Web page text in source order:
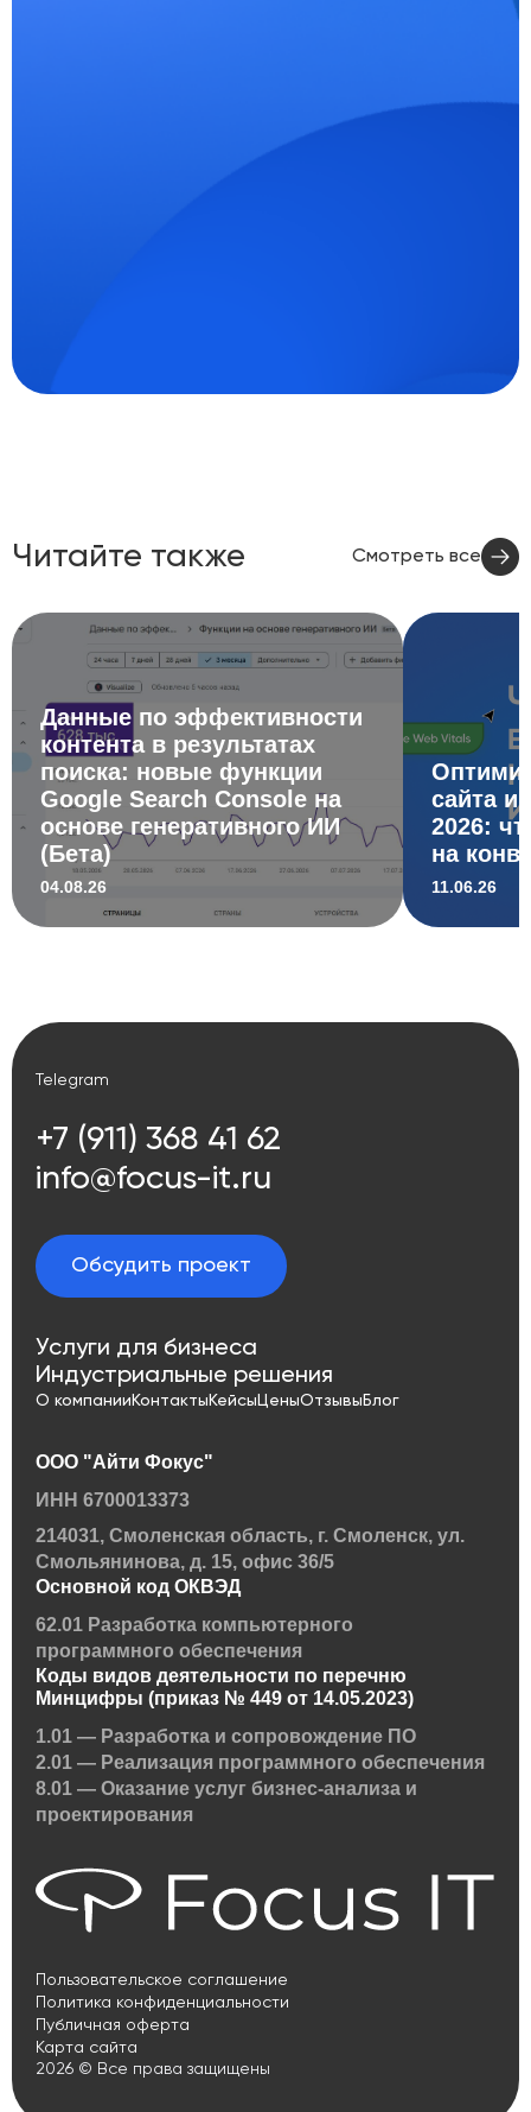
Читайте также Смотреть все
Данные по эффективности
контента в результатах
поиска: новые функции
Google Search Console на
основе генеративного ИИ
(Бета)
04.08.26
сайта и
2026:
на
11.06.26
Услуги для бизнеса
Индустриальные решения
О компании Контакты Кейсы ЦеныОтзывы Блог
ООО "Айти Фокус"
ИНН 6700013373
214031, Смоленская область, г. Смоленск, ул.
Смольянинова, д. 15, офис 36/5
Основной код ОКВЭД
62.01 Разработка компьютерного
программного обеспечения
Коды видов деятельности по перечню
Минцифры (приказ № 449 от 14.05.2023)
1.01 — Разработка и сопровождение ПО
2.01 — Реализация программного обеспечения
8.01 — Оказание услуг бизнес-анализа и
проектирования
Telegram
+7 (911) 368 41 62
info@focus-it.ru
Обсудить проект
2026 © Все права защищены
Пользовательское соглашение
Политика конфиденциальности
Публичная оферта
Карта сайта